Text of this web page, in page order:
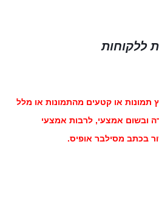
ללקוחות
תמונות או קטעים מהתמונות או מלל
ובשום אמצעי, לרבות אמצעי
בכתב מסילבר אופיס.